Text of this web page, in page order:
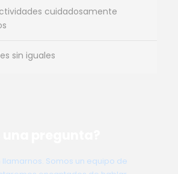
cuidadosamente
sin iguales
llamarnos. Somos un equipo de